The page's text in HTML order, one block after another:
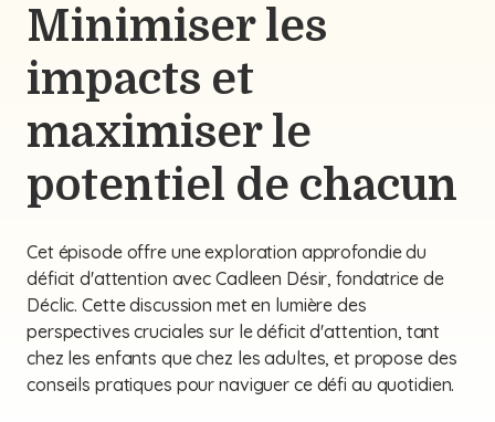
Minimiser les
impacts et
maximiser le
potentiel de chacun
Cet épisode offre une exploration approfondie du
déficit d'attention avec Cadleen Désir, fondatrice de
Déclic. Cette discussion met en lumière des
perspectives cruciales sur le déficit d'attention, tant
chez les enfants que chez les adultes, et propose des
conseils pratiques pour naviguer ce défi au quotidien.